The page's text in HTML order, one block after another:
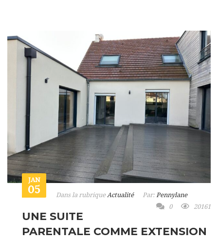
JAN
05 Dans la rubriqueActualité Par: Pennylane
0
20161
UNE SUITE
PARENTALE COMME EXTENSION